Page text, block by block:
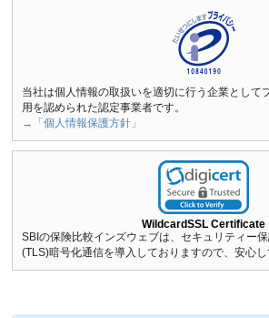
当社は個人情報の取扱いを適切に行う企業として
用を認められた認定事業者です。
→「個人情報保護方針」
WildcardSSL Certificate
SBIの保険比較インズウェブは、セキュリティー
(TLS)暗号化通信を導入しておりますので、安心し